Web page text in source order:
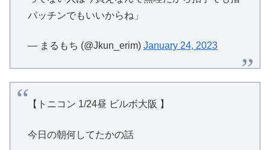
パッチンでもいいからね」
— まるもち (@Jkun_erim) January 24, 2023
【トニコン 1/24昼 ビルボ大阪 】
今日の朝何してたかの話